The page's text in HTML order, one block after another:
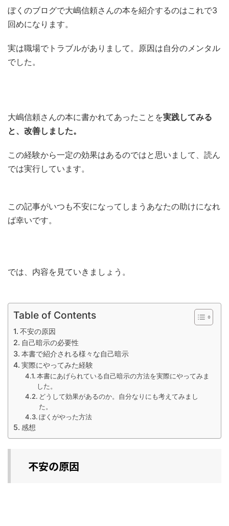
ぼくのブログで大嶋信頼さんの本を紹介するのはこれで3
回めになります。
実は職場でトラブルがありまして。原因は自分のメンタル
でした。
大嶋信頼さんの本に書かれてあったことを実践してみる
と、改善しました。
この経験から一定の効果はあるのではと思いまして、読ん
では実行しています。
この記事がいつも不安になってしまうあなたの助けになれ
ば幸いです。
では、内容を見ていきましょう。
Table of Contents
不安の原因
自己暗示の必要性
本書で紹介される様々な自己暗示
実際にやってみた経験
本書にあげられている自己暗示の方法を実際にやってみま
した。
どうして効果があるのか。自分なりにも考えてみまし
た。
ぼくがやった方法
感想
不安の原因